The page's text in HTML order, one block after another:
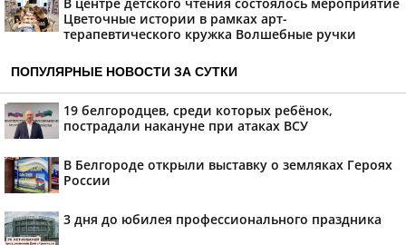
Цветочные истории в рамках арт-
терапевтического кружка Волшебные ручки
ПОПУЛЯРНЫЕ НОВОСТИ ЗА СУТКИ
19 белгородцев, среди которых ребёнок,
пострадали накануне при атаках ВСУ
В Белгороде открыли выставку о земляках Героях
России
3 дня до юбилея профессионального праздника